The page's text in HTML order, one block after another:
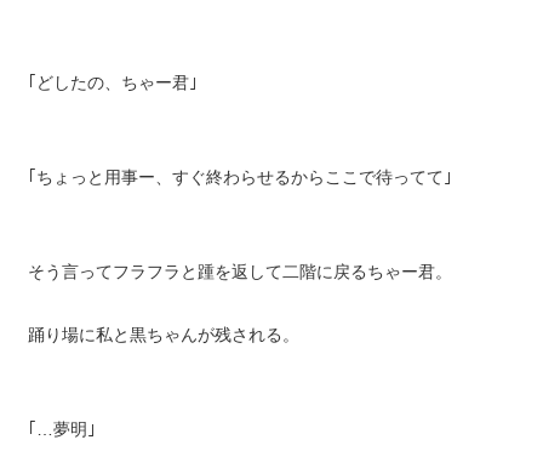
｢どしたの、ちゃー君｣
｢ちょっと用事ー、すぐ終わらせるからここで待ってて｣
そう言ってフラフラと踵を返して二階に戻るちゃー君。
踊り場に私と黒ちゃんが残される。
｢…夢明｣